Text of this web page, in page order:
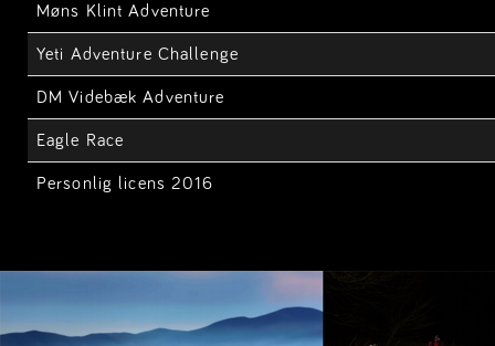
Møns Klint Adventure
Yeti Adventure Challenge
DM Videbæk Adventure
Eagle Race
Personlig licens 2016